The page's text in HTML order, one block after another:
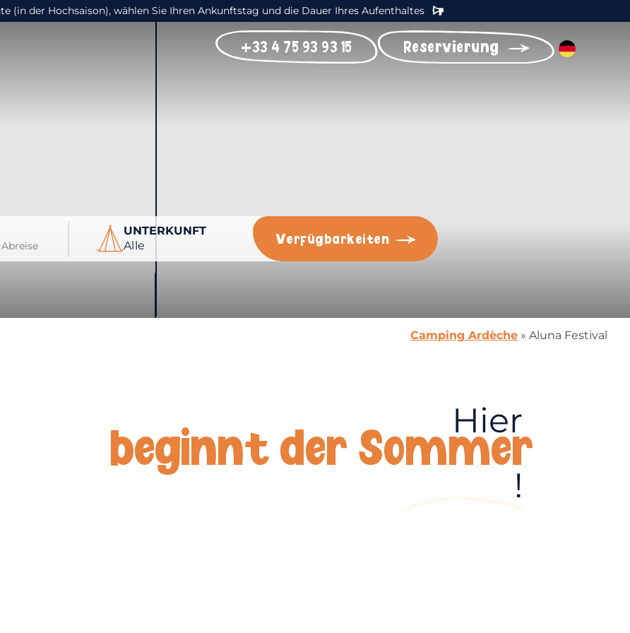
(in der Hochsaison), wählen Sie Ihren Ankunftstag und die Dauer Ihres Aufenthaltes
+33 4 75 93 93 15 Reservierung
UNTERKUNFT Verfügbarkeiten
Camping Ardèche » Aluna Festival
Hier
beginnt der Sommer
!